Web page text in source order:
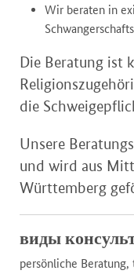
Wir beraten in
Die Beratung ist
die
Unsere
und wird aus
Württemberg
виды
persönliche